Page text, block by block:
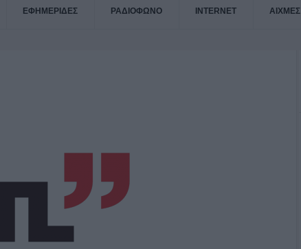
ΕΦΗΜΕΡΙΔΕΣ ΡΑΔΙΟΦΩΝΟ INTERNET ΑΙΧΜΕΣ